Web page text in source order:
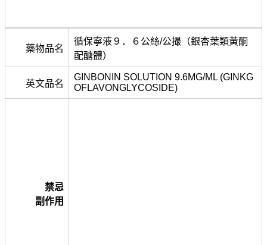
藥物品名
循保寧液９．６公絲/公撮（銀杏葉類黃酮
配醣體）
英文品名
GINBONIN SOLUTION 9.6MG/ML (GINKG
OFLAVONGLYCOSIDE)
禁忌
副作用